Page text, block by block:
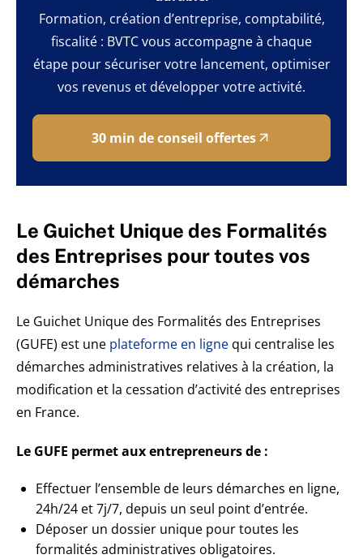
Formation, création d’entreprise, comptabilité,
fiscalité : BVTC vous accompagne à chaque
étape pour sécuriser votre lancement, optimiser
vos revenus et développer votre activité.
30 min de conseil offertes
Le Guichet Unique des Formalités
des Entreprises pour toutes vos
démarches
Le Guichet Unique des Formalités des Entreprises
(GUFE) est une plateforme en ligne qui centralise les
démarches administratives relatives à la création, la
modification et la cessation d’activité des entreprises
en France.
Le GUFE permet aux entrepreneurs de :
Effectuer l’ensemble de leurs démarches en ligne,
24h/24 et 7j/7, depuis un seul point d’entrée.
Déposer un dossier unique pour toutes les
formalités administratives obligatoires.